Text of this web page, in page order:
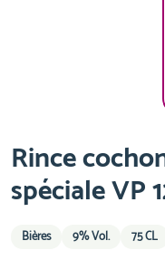
Rince
spéciale VP
Bières 9% Vol. 75 CL